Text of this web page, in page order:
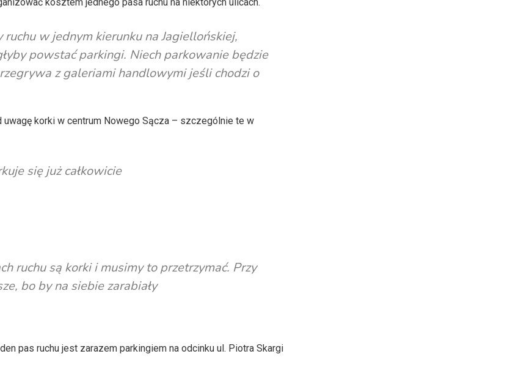
kosztem jednego pasa ruchu na niektórych ulicach.
w jednym kierunku na Jagiellońskiej,
powstać parkingi. Niech parkowanie będzie
z galeriami handlowymi jeśli chodzi o
uwagę korki w centrum Nowego Sącza – szczególnie te w
się już całkowicie
ruchu są korki i musimy to przetrzymać. Przy
bo by na siebie zarabiały
pas ruchu jest zarazem parkingiem na odcinku ul. Piotra Skargi